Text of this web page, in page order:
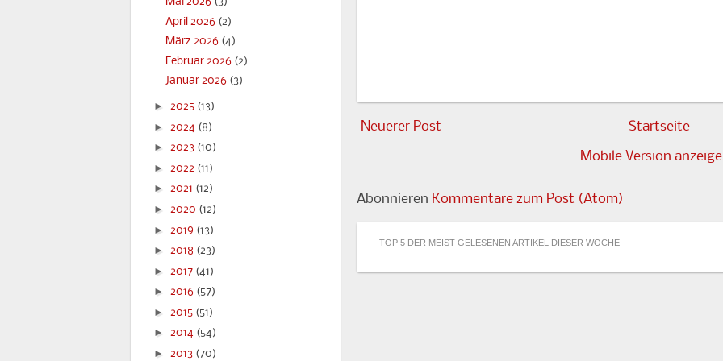
Neuerer Post
Startseite
Mobile Version
Abonnieren Kommentare zum Post (Atom)
TOP 5 DER MEIST GELESENEN ARTIKEL DIESER WOCHE
April 2026 (2)
März 2026 (4)
Februar 2026 (2)
Januar 2026 (3)
► 2025 (13)
► 2024 (8)
► 2023 (10)
► 2022 (11)
► 2021 (12)
► 2020 (12)
► 2019 (13)
► 2018 (23)
► 2017 (41)
► 2016 (57)
► 2015 (51)
► 2014 (54)
► 2013 (70)